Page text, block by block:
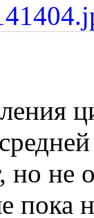
но
пока